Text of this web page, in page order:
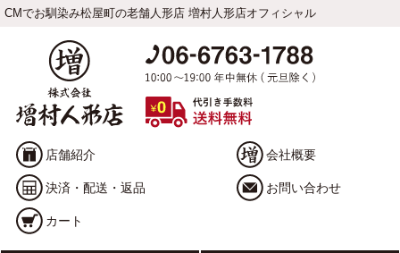
CMでお馴染み松屋町の老舗人形店 増村人形店オフィシャル
店舗紹介 会社概要
決済・配送・返品 お問い合わせ
カート